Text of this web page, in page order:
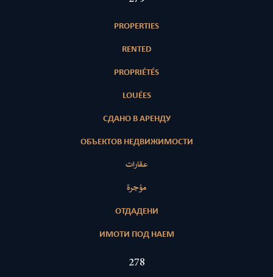
PROPERTIES
RENTED
PROPRIÉTÉS
LOUÉES
СДАНО В АРЕНДУ
ОБЪЕКТОВ НЕДВИЖИМОСТИ
عقارات
مؤجرة
ОТДАДЕНИ
ИМОТИ ПОД НАЕМ
420